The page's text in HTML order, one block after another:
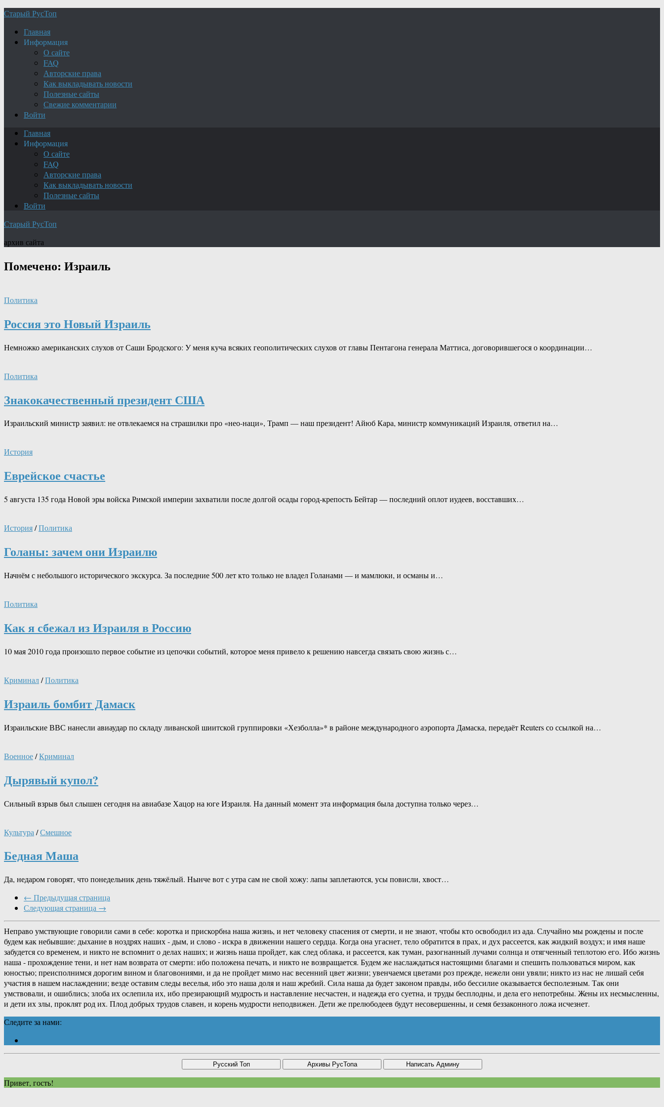
Старый РусТоп
Главная
Информация
О сайте
FAQ
Авторские права
Как выкладывать новости
Полезные сайты
Свежие комментарии
Войти
Главная
Информация
О сайте
FAQ
Авторские права
Как выкладывать новости
Полезные сайты
Войти
Старый РусТоп
архив сайта
Помечено: Израиль
Политика
Россия это Новый Израиль
Немножко американских слухов от Саши Бродского: У меня куча всяких геополитических слухов от главы Пентагона генерала Маттиса, договорившегося о координации…
Политика
Знакокачественный президент США
Израильский министр заявил: не отвлекаемся на страшилки про «нео-наци», Трамп — наш президент! Айюб Кара, министр коммуникаций Израиля, ответил на…
История
Еврейское счастье
5 августа 135 года Новой эры войска Римской империи захватили после долгой осады город-крепость Бейтар — последний оплот иудеев, восставших…
История/Политика
Голаны: зачем они Израилю
Начнём с небольшого исторического экскурса. За последние 500 лет кто только не владел Голанами — и мамлюки, и османы и…
Политика
Как я сбежал из Израиля в Россию
10 мая 2010 года произошло первое событие из цепочки событий, которое меня привело к решению навсегда связать свою жизнь с…
Криминал/Политика
Израиль бомбит Дамаск
Израильские ВВС нанесли авиаудар по складу ливанской шиитской группировки «Хезболла»* в районе международного аэропорта Дамаска, передаёт Reuters со ссылкой на…
Военное/Криминал
Дырявый купол?
Сильный взрыв был слышен сегодня на авиабазе Хацор на юге Израиля. На данный момент эта информация была доступна только через…
Культура /Смешное
Бедная Маша
Да, недаром говорят, что понедельник день тяжёлый. Нынче вот с утра сам не свой хожу: лапы заплетаются, усы повисли, хвост…
← Предыдущая страница
Следующая страница →
Неправо умствующие говорили сами в себе: коротка и прискорбна наша жизнь, и нет человеку спасения от смерти, и не знают, чтобы кто освободил из ада. Случайно мы рождены и после
будем как небывшие: дыхание в ноздрях наших - дым, и слово - искра в движении нашего сердца. Когда она угаснет, тело обратится в прах, и дух рассеется, как жидкий воздух; и имя наше
забудется со временем, и никто не вспомнит о делах наших; и жизнь наша пройдет, как след облака, и рассеется, как туман, разогнанный лучами солнца и отягченный теплотою его. Ибо жизнь
наша - прохождение тени, и нет нам возврата от смерти: ибо положена печать, и никто не возвращается. Будем же наслаждаться настоящими благами и спешить пользоваться миром, как
юностью; преисполнимся дорогим вином и благовониями, и да не пройдет мимо нас весенний цвет жизни; увенчаемся цветами роз прежде, нежели они увяли; никто из нас не лишай себя
участия в нашем наслаждении; везде оставим следы веселья, ибо это наша доля и наш жребий. Сила наша да будет законом правды, ибо бессилие оказывается бесполезным. Так они
умствовали, и ошиблись; злоба их ослепила их, ибо презирающий мудрость и наставление несчастен, и надежда его суетна, и труды бесплодны, и дела его непотребны. Жены их несмысленны,
и дети их злы, проклят род их. Плод добрых трудов славен, и корень мудрости неподвижен. Дети же прелюбодеев будут несовершенны, и семя беззаконного ложа исчезнет.
Следите за нами:
Привет, гость!